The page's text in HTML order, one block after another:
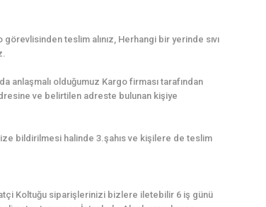
teslim alınız, Herhangi bir yerinde sıvı
anlaşmalı olduğumuz Kargo firması tarafından
ve belirtilen adreste bulunan kişiye
bildirilmesi halinde 3.şahıs ve kişilere de teslim
Koltuğu siparişlerinizi bizlere iletebilir 6 iş günü